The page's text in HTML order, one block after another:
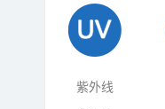
紫外线